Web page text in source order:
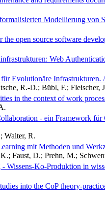
Modellierung von
open source software
Web
Evolutionäre Infrastrukturen.
R.-D.; Bübl, F.; Fleischer,
in the context of work
- ein Framework
Walter, R.
mit Methoden und
Faust, D.; Prehn, M.;
Wissens-Ko-Produktion in
into the CoP theory-